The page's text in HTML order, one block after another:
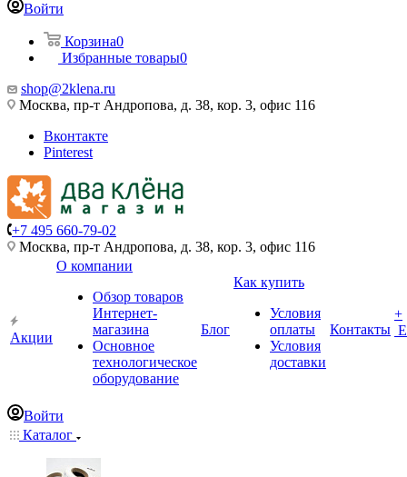
Войти
Корзина0
Избранные товары0
shop@2klena.ru
Москва, пр-т Андропова, д. 38, кор. 3, офис 116
Вконтакте
Pinterest
+7 495 660-79-02
Москва, пр-т Андропова, д. 38, кор. 3, офис 116
Акции
О компании
Обзор товаров
Интернет-
магазина
Основное
технологическое
оборудование
Блог
Как купить
Условия
оплаты
Условия
доставки
Контакты
+
Войти
Каталог